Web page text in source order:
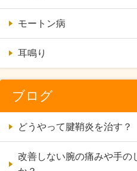
モートン病
耳鳴り
ブログ
どうやって腱鞘炎を治す？
改善しない腕の痛みや手の